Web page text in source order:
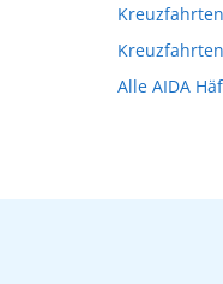
Alle AIDA